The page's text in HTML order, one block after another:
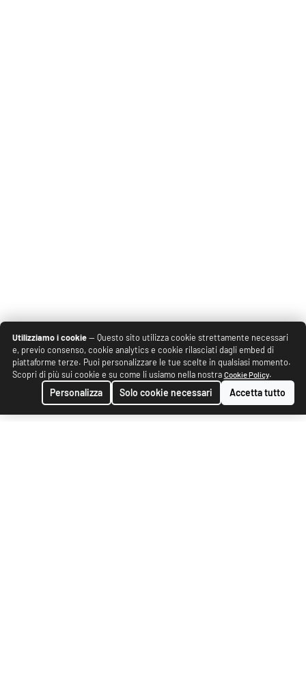
Utilizziamo i cookie— Questo sito utilizza cookie strettamente necessari
e, previo consenso, cookie analytics e cookie rilasciati dagli embed di
piattaforme terze. Puoi personalizzare le tue scelte in qualsiasi momento.
Scopri di più sui cookie e su come li usiamo nella nostra Cookie Policy.
Personalizza Solo cookie necessari Accetta tutto